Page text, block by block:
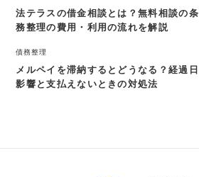
法テラスの借金相談とは？無料相談の
務整理の費用・利用の流れを解説
債務整理
メルペイを滞納するとどうなる？経過
影響と支払えないときの対処法